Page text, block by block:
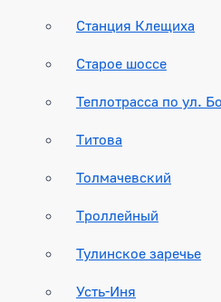
Станция Клещиха
Старое шоссе
Теплотрасса по ул.
Титова
Толмачевский
Троллейный
Тулинское заречье
Усть-Иня